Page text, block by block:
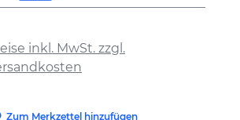
inkl. MwSt. zzgl.
Zum Merkzettel hinzufügen